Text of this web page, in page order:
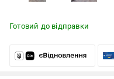
Готовий до відправки